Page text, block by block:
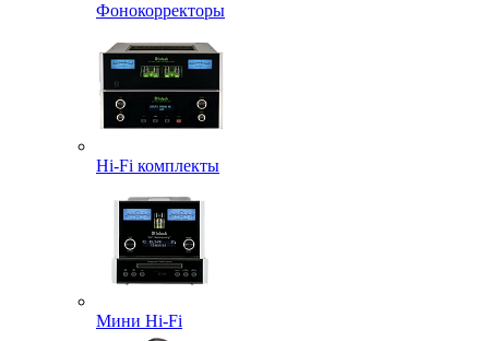
Фонокорректоры
Hi-Fi комплекты
Мини Hi-Fi